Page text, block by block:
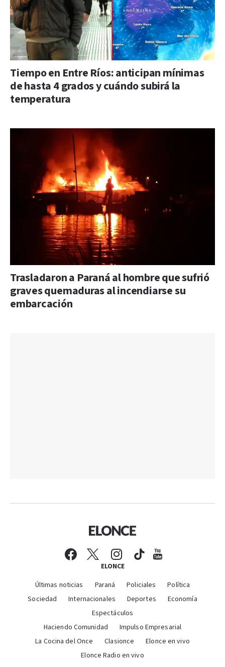
Tiempo en Entre Ríos: anticipan mínimas
de hasta 4 grados y cuándo subirá la
temperatura
Trasladaron a Paraná al hombre que sufrió
graves quemaduras al incendiarse su
embarcación
ELONCE
Últimas noticias Paraná Policiales
Política
Sociedad
Internacionales Deportes
Economía
Espectáculos
Haciendo Comunidad
Impulso Empresarial
La Cocina del Once
Clasionce
Elonce en vivo
Elonce Radio en vivo